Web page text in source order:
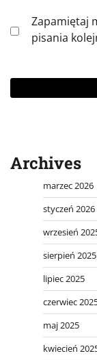
Zapamiętaj
pisania
Archives
marzec 2026
styczeń 2026
wrzesień
sierpień 2025
lipiec 2025
czerwiec
maj 2025
kwiecień